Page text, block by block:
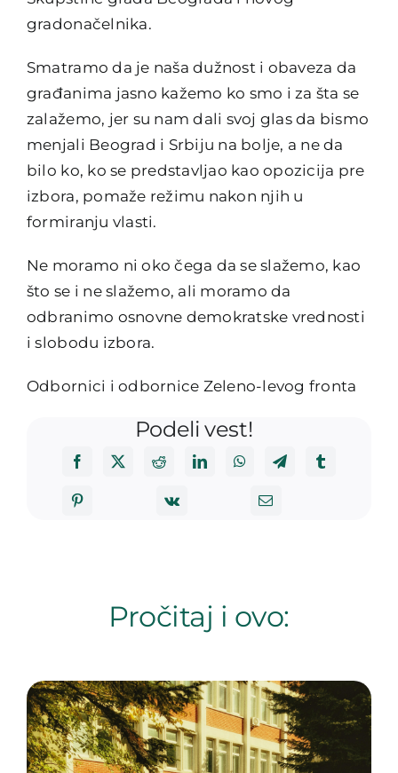
gradonačelnika.
Smatramo da je naša dužnost i obaveza da
građanima jasno kažemo ko smo i za šta se
zalažemo, jer su nam dali svoj glas da bismo
menjali Beograd i Srbiju na bolje, a ne da
bilo ko, ko se predstavljao kao opozicija pre
izbora, pomaže režimu nakon njih u
formiranju vlasti.
Ne moramo ni oko čega da se slažemo, kao
što se i ne slažemo, ali moramo da
odbranimo osnovne demokratske vrednosti
i slobodu izbora.
Odbornici i odbornice Zeleno-levog fronta
Podeli vest!
Pročitaj i ovo: